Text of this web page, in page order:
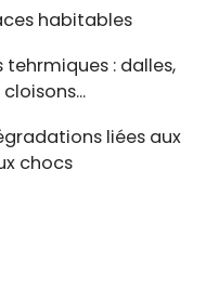
habitables
tehrmiques : dalles,
liées aux
chocs